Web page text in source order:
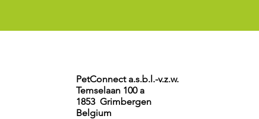
PetConnect a.s.b.l.-v.z.w.
Temselaan 100 a
1853 Grimbergen
Belgium